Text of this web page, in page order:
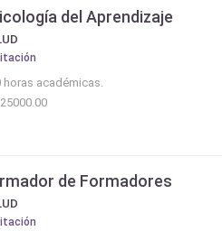
del Aprendizaje
horas académicas.
de Formadores